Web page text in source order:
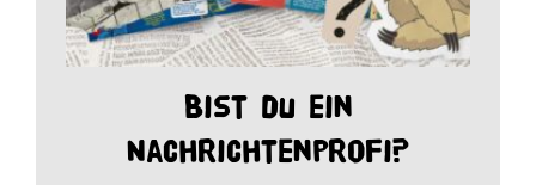
Bist du ein
Nachrichtenprofi?